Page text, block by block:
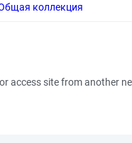
коллекция
access site from another